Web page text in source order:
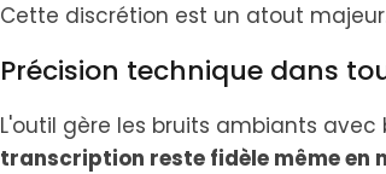
Cette discrétion est un atout
Précision technique dans
L'outil gère les bruits ambiants
transcription reste fidèle même en